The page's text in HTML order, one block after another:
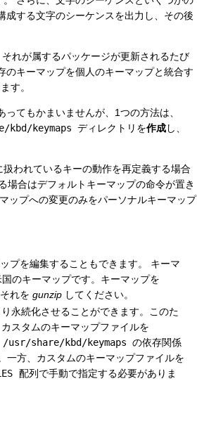
する文字のシーケンスを出力し、その後
れが属するパッケージが更新されるたび
キーマップを個人のキーマップと統合す
す。
てもかまいませんが、1つの方法は、
keymaps ディレクトリを作成し、
われているキーの動作を再定義する場合
場合はデフォルトキーマップの命令が置き
ップへの変更のみをパーソナルキーマップ
プを編集することもできます。 キーマ
国のキーマップです。キーマップを
れを gunzipしてください。
永続化させることができます。このた
スタムのキーマップファイルを
/usr/share/kbd/keymaps の依存関係
一方、カスタムのキーマップファイルを
配列で手動で指定する必要がありま